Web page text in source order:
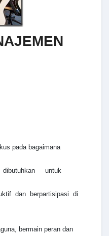
pada bagaimana
untuk
dan berpartisipasi di
bermain peran dan